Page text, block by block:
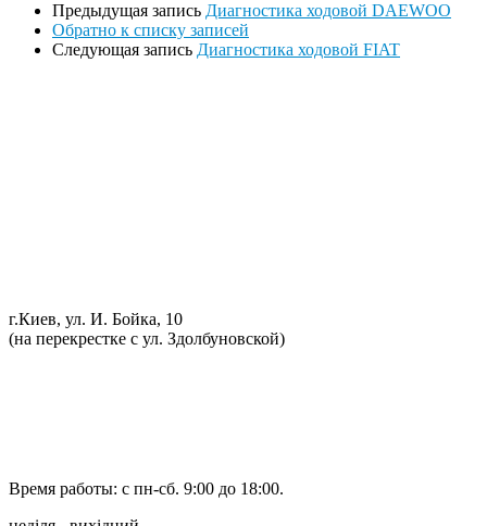
Предыдущая запись Диагностика ходовой DAEWOO
Обратно к списку записей
Следующая запись Диагностика ходовой FIAT
г.Киев, ул. И. Бойка, 10
(на перекрестке с ул. Здолбуновской)
Время работы: с пн-сб. 9:00 до 18:00.